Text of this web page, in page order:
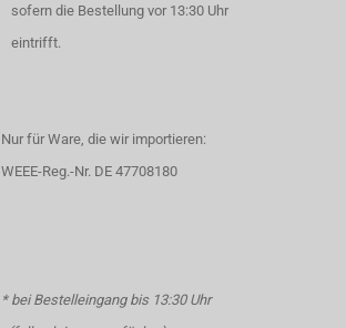
sofern die Bestellung vor 13:30 Uhr
eintrifft.
Nur für Ware, die wir importieren:
WEEE-Reg.-Nr. DE 47708180
* bei Bestelleingang bis 13:30 Uhr